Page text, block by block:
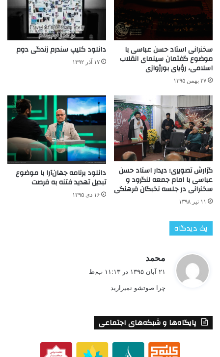
سخنرانی استاد حسن عباسی با
موضوع گفتمان سینمای انقلاب
اسلامی، رؤیای بورژوازی
۲۷ بهمن ۱۳۹۵
دانلود کلیپ سندرم زندگی دوم
۱۷ آذر ۱۳۹۲
گزارش تصویری؛ دیدار استاد حسن
عباسی با امام جمعه لنگرود و
سخنرانی در جلسه نخبگان فرهنگی
۱۱ تیر ۱۳۹۸
دانلود برنامه جهان‌آرا با موضوع
تبدیل تهدید فتنه به فرصت
۱۶ دی ۱۳۹۵
یک دیدگاه
محمد
:
۲۱ آبان ۱۳۹۵ در ۱۱:۱۳ ب٫ظ
چرا صوتشو نمیزارید
پایگاه‌ها و شبکه‌های اجتماعی